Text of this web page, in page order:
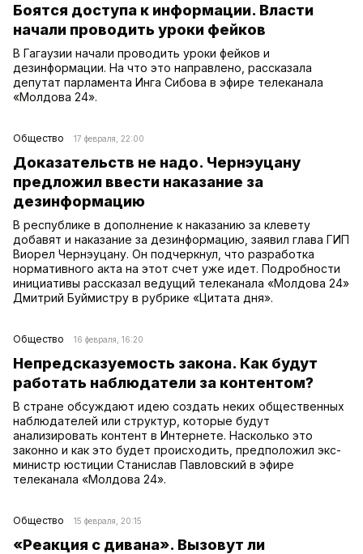
Боятся доступа к информации. Власти
начали проводить уроки фейков
В Гагаузии начали проводить уроки фейков и
дезинформации. На что это направлено, рассказала
депутат парламента Инга Сибова в эфире телеканала
«Молдова 24».
Общество 17 февраля, 22:00
Доказательств не надо. Чернэуцану
предложил ввести наказание за
дезинформацию
В республике в дополнение к наказанию за клевету
добавят и наказание за дезинформацию, заявил глава ГИП
Виорел Чернэуцану. Он подчеркнул, что разработка
нормативного акта на этот счет уже идет. Подробности
инициативы рассказал ведущий телеканала «Молдова 24»
Дмитрий Буймистру в рубрике «Цитата дня».
Общество 16 февраля, 16:20
Непредсказуемость закона. Как будут
работать наблюдатели за контентом?
В стране обсуждают идею создать неких общественных
наблюдателей или структур, которые будут
анализировать контент в Интернете. Насколько это
законно и как это будет происходить, предположил экс-
министр юстиции Станислав Павловский в эфире
телеканала «Молдова 24».
Общество 15 февраля, 20:15
«Реакция с дивана». Вызовут ли